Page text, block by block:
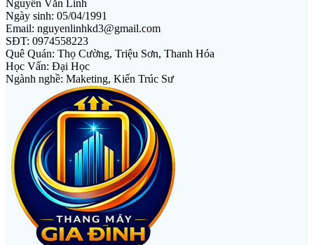
Nguyễn Văn Linh
Ngày sinh: 05/04/1991
Email: nguyenlinhkd3@gmail.com
SĐT: 0974558223
Quê Quán: Thọ Cường, Triệu Sơn, Thanh Hóa
Học Vấn: Đại Học
Ngành nghề: Maketing, Kiến Trúc Sư